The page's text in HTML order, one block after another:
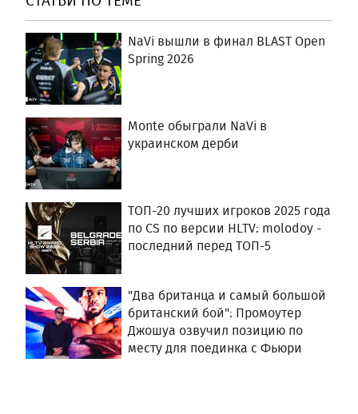
NaVi вышли в финал BLAST Open
Spring 2026
Monte обыграли NaVi в
украинском дерби
ТОП-20 лучших игроков 2025 года
по CS по версии HLTV: molodoy⁠ -
последний перед ТОП-5
"Два британца и самый большой
британский бой": Промоутер
Джошуа озвучил позицию по
месту для поединка с Фьюри